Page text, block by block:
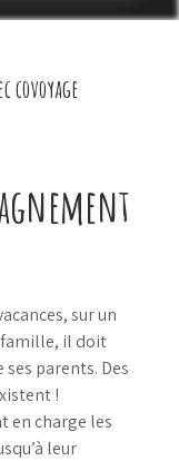
covoyage
sur un
famille, il doit
parents. Des
!
en charge les
leur